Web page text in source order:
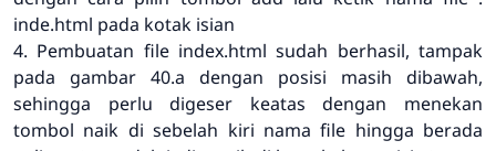
inde.html pada kotak isian
4. Pembuatan file index.html sudah berhasil, tampak
pada gambar 40.a dengan posisi masih dibawah,
sehingga perlu digeser keatas dengan menekan
tombol naik di sebelah kiri nama file hingga berada